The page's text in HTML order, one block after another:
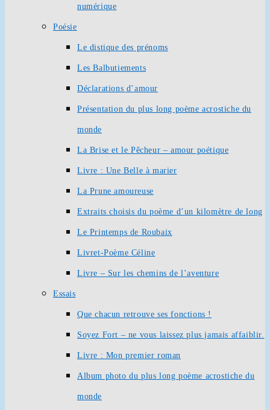
numérique
Poésie
Le distique des prénoms
Les Balbutiements
Déclarations d’amour
Présentation du plus long poème acrostiche du
monde
La Brise et le Pêcheur – amour poétique
Livre : Une Belle à marier
La Prune amoureuse
Extraits choisis du poème d’un kilomètre de long
Le Printemps de Roubaix
Livret-Poème Céline
Livre – Sur les chemins de l’aventure
Essais
Que chacun retrouve ses fonctions !
Soyez Fort – ne vous laissez plus jamais affaiblir.
Livre : Mon premier roman
Album photo du plus long poème acrostiche du
monde